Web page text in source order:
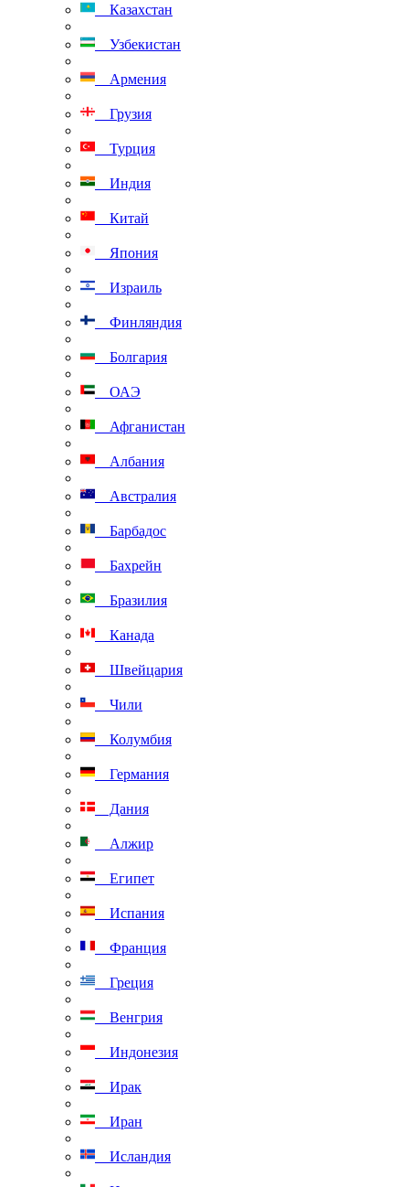
Казахстан
Узбекистан
Армения
Грузия
Турция
Индия
Китай
Япония
Израиль
Финляндия
Болгария
ОАЭ
Афганистан
Албания
Австралия
Барбадос
Бахрейн
Бразилия
Канада
Швейцария
Чили
Колумбия
Германия
Дания
Алжир
Египет
Испания
Франция
Греция
Венгрия
Индонезия
Ирак
Иран
Исландия